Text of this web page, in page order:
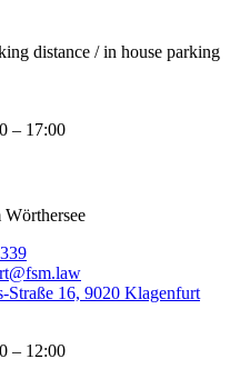
distance / in house parking
– 17:00
Straße 16, 9020 Klagenfurt
– 12:00